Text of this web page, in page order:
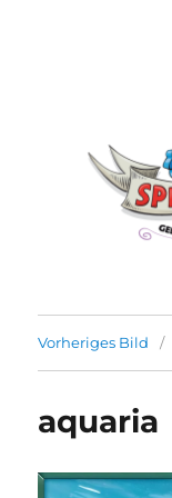
Vorheriges Bild
aquaria